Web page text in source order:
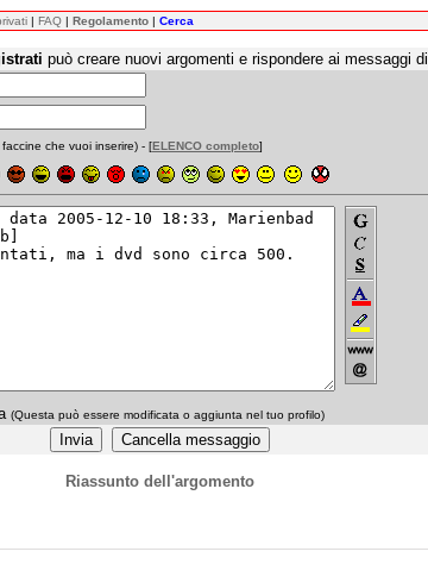
| FAQ | Regolamento | Cerca
può creare nuovi argomenti e rispondere ai messaggi
faccine che vuoi inserire) - [ELENCO completo]
(Questa può essere modificata o aggiunta nel tuo profilo)
Riassunto dell'argomento